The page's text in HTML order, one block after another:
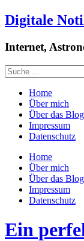
Digitale
Internet,
Home
Über mich
Über das Blog
Impressum
Datenschutz
Home
Über mich
Über das Blog
Impressum
Datenschutz
Ein